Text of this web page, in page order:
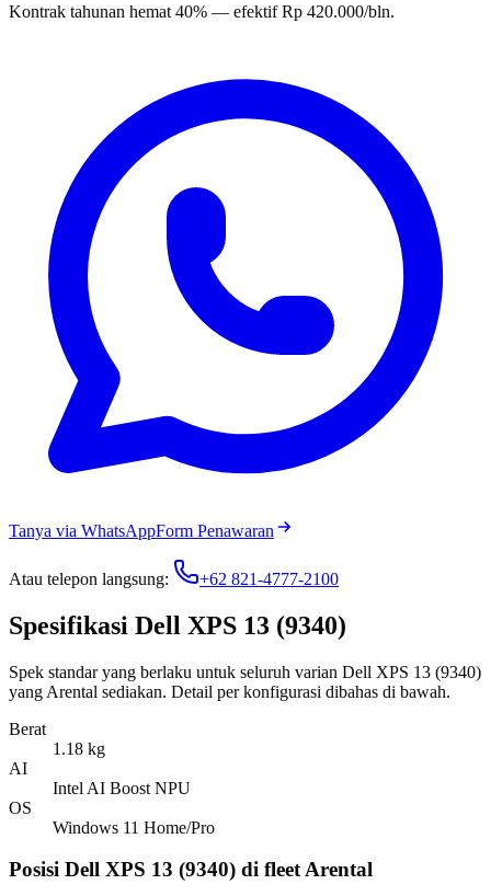
Kontrak tahunan hemat 40% — efektif Rp 420.000/bln.
Tanya via WhatsAppForm Penawaran
Atau telepon langsung: +62 821-4777-2100
Spesifikasi Dell XPS 13 (9340)
Spek standar yang berlaku untuk seluruh varian Dell XPS 13 (9340)
yang Arental sediakan. Detail per konfigurasi dibahas di bawah.
Berat
1.18 kg
AI
Intel AI Boost NPU
OS
Windows 11 Home/Pro
Posisi Dell XPS 13 (9340) di fleet Arental